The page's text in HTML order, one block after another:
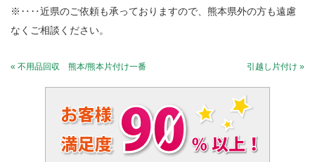
※‥‥近県のご依頼も承っておりますので、熊本県外の方も遠慮
なくご相談ください。
« 不用品回収 熊本/熊本片付け一番 引越し片付け »